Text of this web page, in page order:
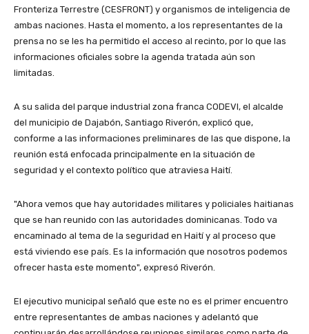
Fronteriza Terrestre (CESFRONT) y organismos de inteligencia de
ambas naciones. Hasta el momento, a los representantes de la
prensa no se les ha permitido el acceso al recinto, por lo que las
informaciones oficiales sobre la agenda tratada aún son
limitadas.
A su salida del parque industrial zona franca CODEVI, el alcalde
del municipio de Dajabón, Santiago Riverón, explicó que,
conforme a las informaciones preliminares de las que dispone, la
reunión está enfocada principalmente en la situación de
seguridad y el contexto político que atraviesa Haití.
"Ahora vemos que hay autoridades militares y policiales haitianas
que se han reunido con las autoridades dominicanas. Todo va
encaminado al tema de la seguridad en Haití y al proceso que
está viviendo ese país. Es la información que nosotros podemos
ofrecer hasta este momento", expresó Riverón.
El ejecutivo municipal señaló que este no es el primer encuentro
entre representantes de ambas naciones y adelantó que